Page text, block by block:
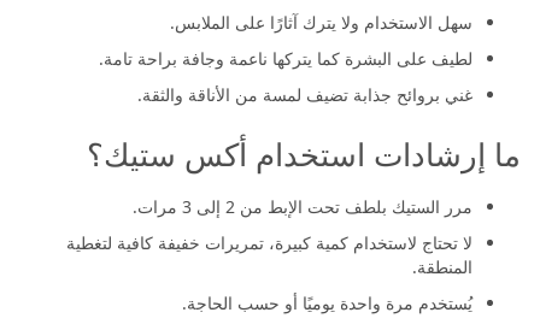
سهل الاستخدام ولا يترك آثارًا على الملابس.
لطيف على البشرة كما يتركها ناعمة وجافة براحة تامة.
غني بروائح جذابة تضيف لمسة من الأناقة والثقة.
ما إرشادات استخدام أكس ستيك؟
مرر الستيك بلطف تحت الإبط من 2 إلى 3 مرات.
لا تحتاج لاستخدام كمية كبيرة، تمريرات خفيفة كافية لتغطية
المنطقة.
يُستخدم مرة واحدة يوميًا أو حسب الحاجة.